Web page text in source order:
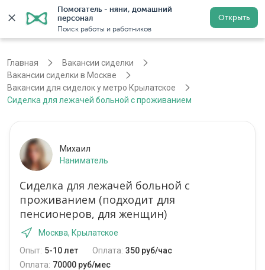
Помогатель - няни, домашний
персонал
Поиск работы и работников
Открыть
Регистрация
Главная
Вакансии сиделки
Вакансии сиделки в Москве
Вакансии для сиделок у метро Крылатское
Сиделка для лежачей больной с проживанием
Михаил
Наниматель
Сиделка для лежачей больной с
проживанием (подходит для
пенсионеров, для женщин)
Москва, Крылатское
Опыт: 5-10 лет Оплата: 350 руб/час
Оплата: 70000 руб/мес